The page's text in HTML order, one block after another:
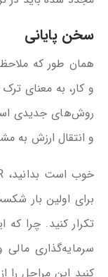
سخن پایانی
همان طور که
و کار، به معنای
روش‌های جدیدی
و انتقال ارزش به
برای اولین بار
تکرار کنید. چرا که
سرمایه‌گذاری
کنید این مراحل را